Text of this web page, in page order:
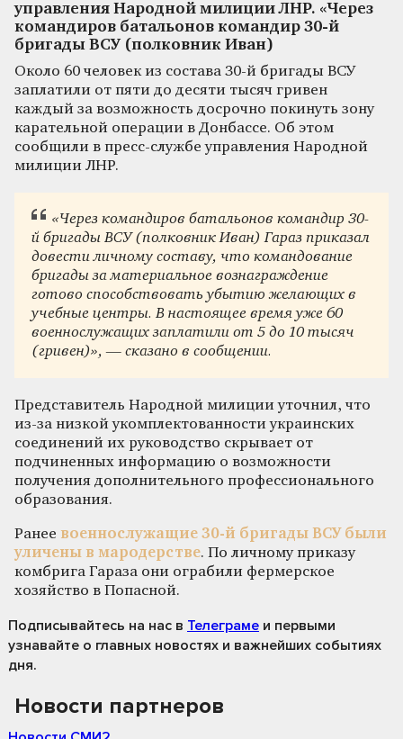
управления Народной милиции ЛНР. «Через
командиров батальонов командир 30-й
бригады ВСУ (полковник Иван)
Около 60 человек из состава 30-й бригады ВСУ
заплатили от пяти до десяти тысяч гривен
каждый за возможность досрочно покинуть зону
карательной операции в Донбассе. Об этом
сообщили в пресс-службе управления Народной
милиции ЛНР.
«Через командиров батальонов командир 30-
й бригады ВСУ (полковник Иван) Гараз приказал
довести личному составу, что командование
бригады за материальное вознаграждение
готово способствовать убытию желающих в
учебные центры. В настоящее время уже 60
военнослужащих заплатили от 5 до 10 тысяч
(гривен)», — сказано в сообщении.
Представитель Народной милиции уточнил, что
из-за низкой укомплектованности украинских
соединений их руководство скрывает от
подчиненных информацию о возможности
получения дополнительного профессионального
образования.
Ранее военнослужащие 30-й бригады ВСУ были
уличены в мародерстве. По личному приказу
комбрига Гараза они ограбили фермерское
хозяйство в Попасной.
Подписывайтесь на нас в Телеграме и первыми
узнавайте о главных новостях и важнейших событиях
дня.
Новости партнеров